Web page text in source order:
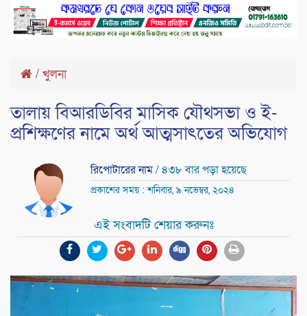
/ খুলনা
তালায় বিআরডিবির মাসিক যৌথসভা ও ই-
প্রশিক্ষণের নামে অর্থ আত্মসাৎতের অভিযোগ
রিপোটারের নাম/ ৪৩৮ বার পড়া হয়েছে
প্রকাশের সময় : শনিবার, ৯ নভেম্বর, ২০২৪
এই সংবাদটি শেয়ার করুনঃ